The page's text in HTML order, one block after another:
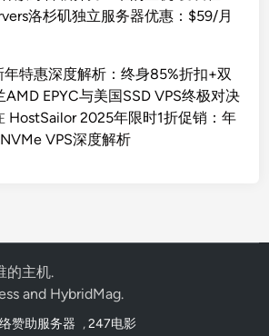
洛杉矶独立服务器优惠：$59/月
特惠深度解析：终身85%折扣+双
EPYC与美国SSD VPS终极对决
HostSailor 2025年限时1折促销：年
VPS深度解析
的主机.
and HybridMag.
赞助服务器 ,247电影